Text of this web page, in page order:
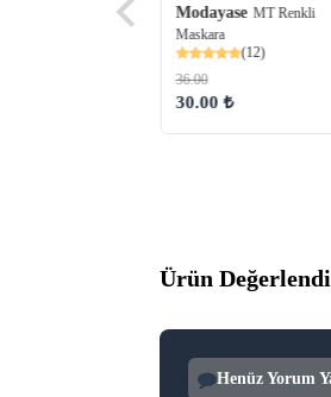
Modayase MT Renkli
Maskara
(12)
36.00
30.00 ₺
Ürün
Henüz Yorum